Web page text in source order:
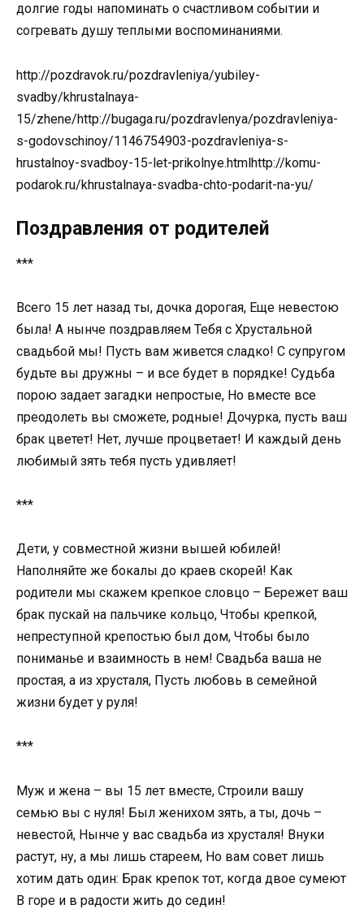
долгие годы напоминать о счастливом событии и
согревать душу теплыми воспоминаниями.
http://pozdravok.ru/pozdravleniya/yubiley-
svadby/khrustalnaya-
15/zhene/http://bugaga.ru/pozdravlenya/pozdravleniya-
s-godovschinoy/1146754903-pozdravleniya-s-
hrustalnoy-svadboy-15-let-prikolnye.htmlhttp://komu-
podarok.ru/khrustalnaya-svadba-chto-podarit-na-yu/
Поздравления от родителей
***
Всего 15 лет назад ты, дочка дорогая, Еще невестою
была! А нынче поздравляем Тебя с Хрустальной
свадьбой мы! Пусть вам живется сладко! С супругом
будьте вы дружны – и все будет в порядке! Судьба
порою задает загадки непростые, Но вместе все
преодолеть вы сможете, родные! Дочурка, пусть ваш
брак цветет! Нет, лучше процветает! И каждый день
любимый зять тебя пусть удивляет!
***
Дети, у совместной жизни вышей юбилей!
Наполняйте же бокалы до краев скорей! Как
родители мы скажем крепкое словцо – Бережет ваш
брак пускай на пальчике кольцо, Чтобы крепкой,
непреступной крепостью был дом, Чтобы было
пониманье и взаимность в нем! Свадьба ваша не
простая, а из хрусталя, Пусть любовь в семейной
жизни будет у руля!
***
Муж и жена – вы 15 лет вместе, Строили вашу
семью вы с нуля! Был женихом зять, а ты, дочь –
невестой, Нынче у вас свадьба из хрусталя! Внуки
растут, ну, а мы лишь стареем, Но вам совет лишь
хотим дать один: Брак крепок тот, когда двое сумеют
В горе и в радости жить до седин!